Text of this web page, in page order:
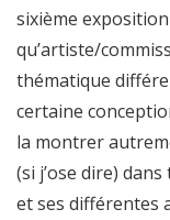
sixième
qu’artiste/
thématique
certaine
la montrer
(si j’ose dire)
et ses différentes